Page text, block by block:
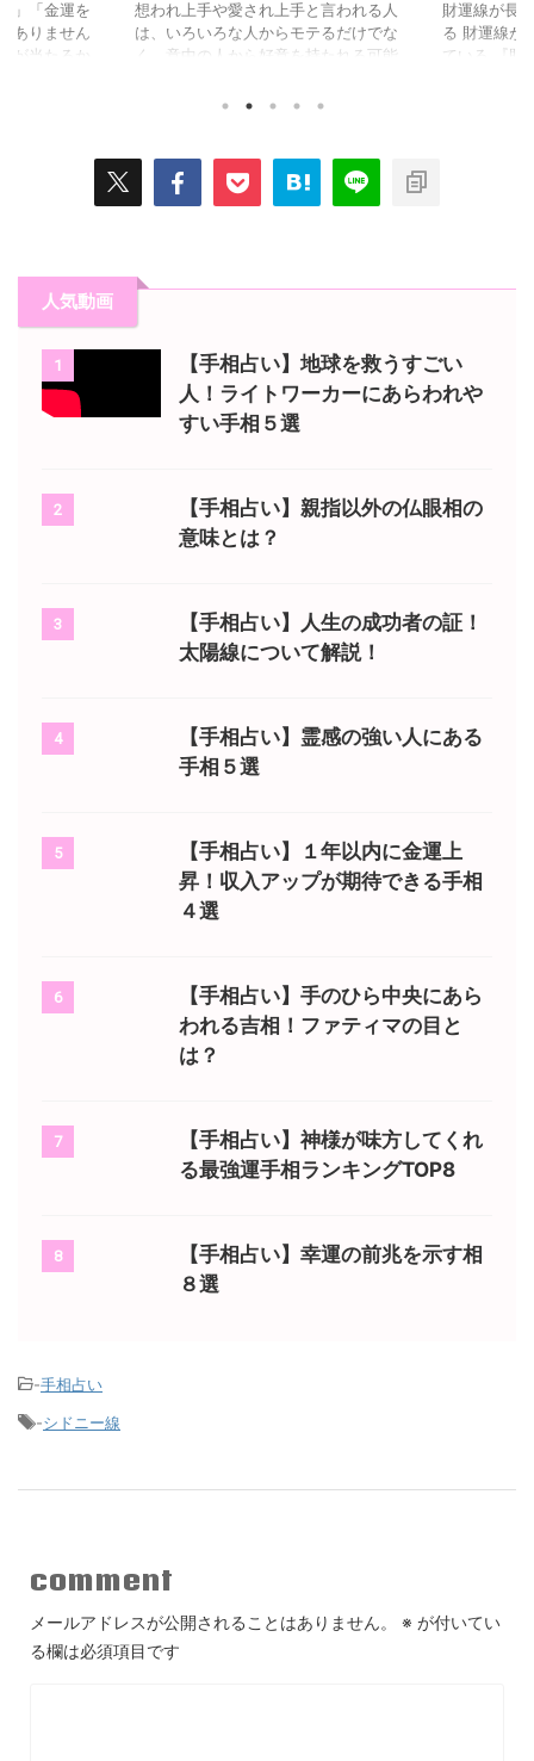
」「金運を
ありません
が当たるか
的な手相
） 小指の
線を「財
想われ上手や愛され上手と言われる人
は、いろいろな人からモテるだけでな
く、意中の人から好意を持たれる可能
かどうかは人それぞれになりますが、
手、愛され上手な人にあらわれる手相
を8つご紹介していきます。 情愛線が
線』の内側に並行して伸びる1～2㎝の
らわれている人は、異性や恋愛に ...
財運線が長
る 財運線が
ている 『財
人気動画
1
【手相占い】地球を救うすごい
人！ライトワーカーにあらわれや
すい手相５選
2
【手相占い】親指以外の仏眼相の
意味とは？
3
【手相占い】人生の成功者の証！
太陽線について解説！
4
【手相占い】霊感の強い人にある
手相５選
5
【手相占い】１年以内に金運上
昇！収入アップが期待できる手相
４選
6
【手相占い】手のひら中央にあら
われる吉相！ファティマの目と
は？
7
【手相占い】神様が味方してくれ
る最強運手相ランキングTOP8
8
【手相占い】幸運の前兆を示す相
８選
-手相占い
-シドニー線
comment
メールアドレスが公開されることはありません。 ※ が付いてい
る欄は必須項目です